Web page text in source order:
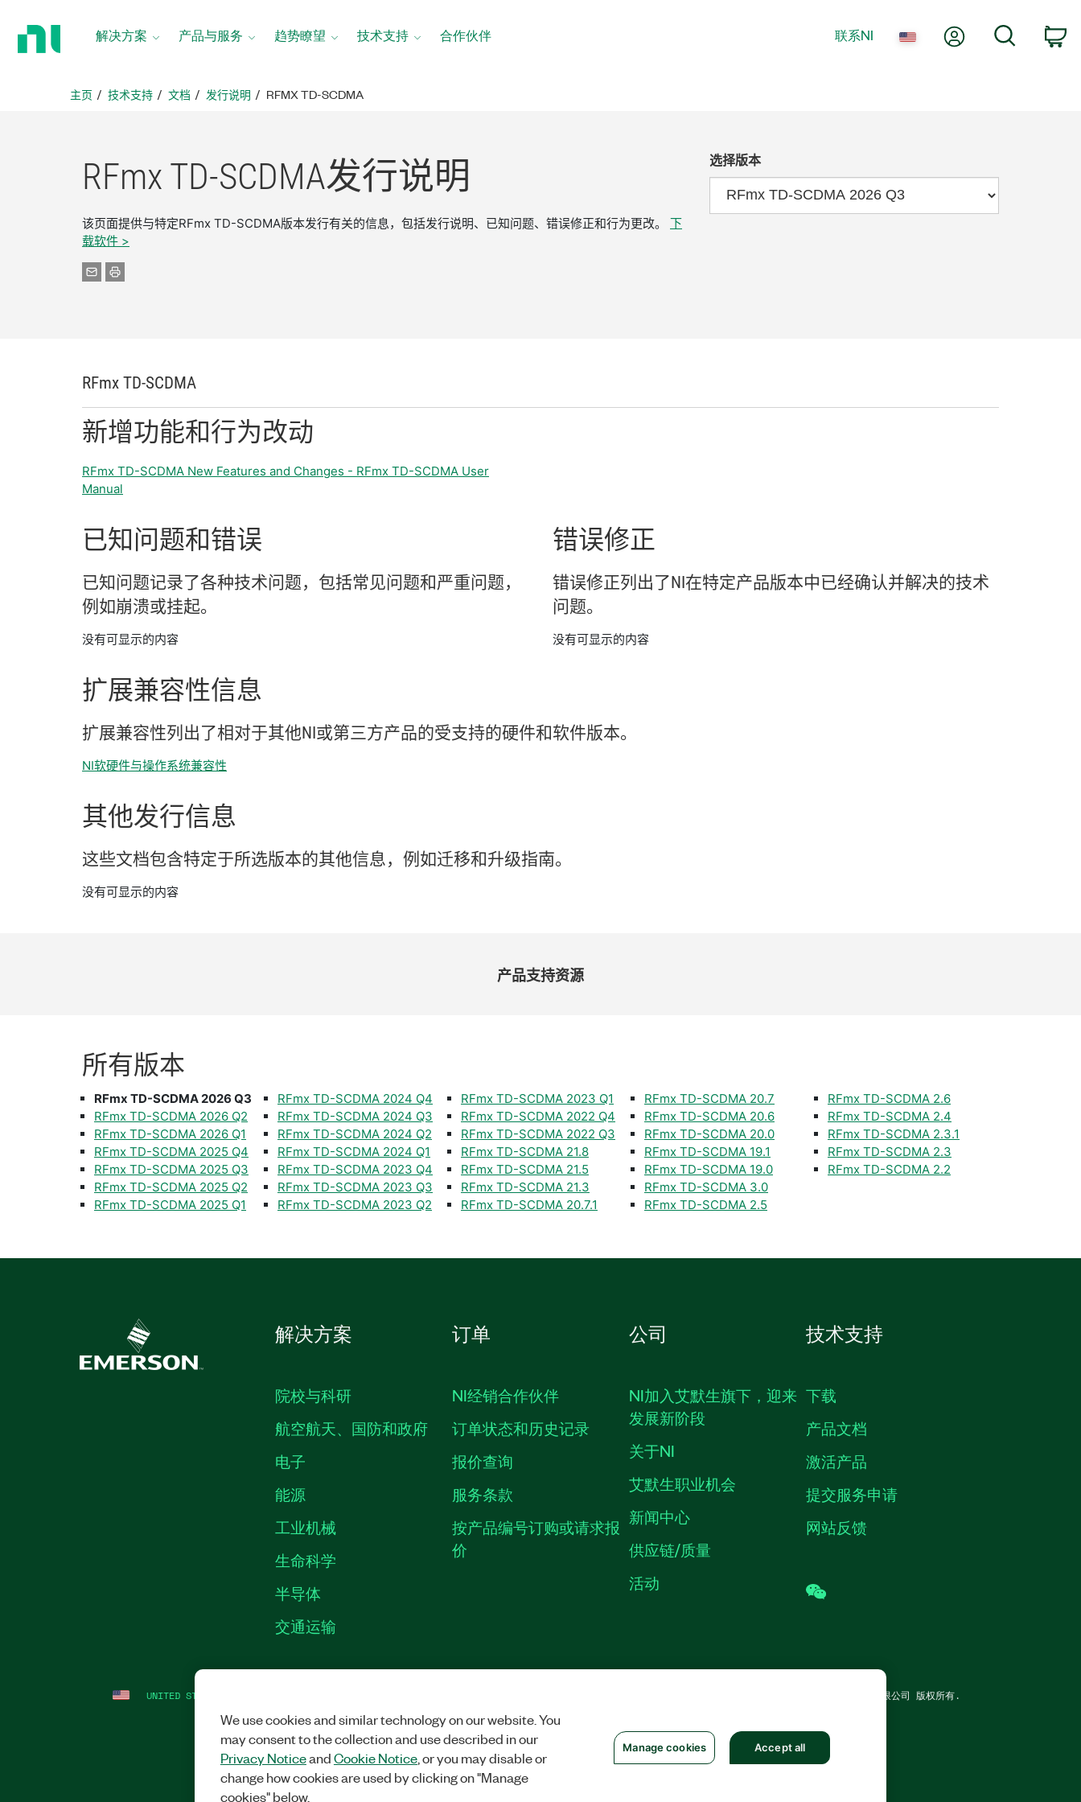
解决方案 产品与服务 趋势瞭望 技术支持 合作伙伴 联系NI 我的账户
主页 技术支持 文档 发行说明 RFMX TD-SCDMA
RFmx TD-SCDMA发行说明
该页面提供与特定RFmx TD-SCDMA版本发行有关的信息，包括发行说明、已知问题、错误修正和行为更改。 下
载软件 >
选择版本
RFmx TD-SCDMA
新增功能和行为改动
RFmx TD-SCDMA New Features and Changes - RFmx TD-SCDMA User
Manual
已知问题和错误
已知问题记录了各种技术问题， 包括常见问题和严重问题，
例如崩溃或挂起。
没有可显示的内容
错误修正
错误修正列出了NI在特定产品版本中已经确认并解决的技术
问题。
没有可显示的内容
扩展兼容性信息
扩展兼容性列出了相对于其他NI或第三方产品的受支持的硬件和软件版本。
NI软硬件与操作系统兼容性
其他发行信息
这些文档包含特定于所选版本的其他信息， 例如迁移和升级指南。
没有可显示的内容
产品支持资源
所有版本
RFmx TD-SCDMA 2026 Q3
RFmx TD-SCDMA 2026 Q2
RFmx TD-SCDMA 2026 Q1
RFmx TD-SCDMA 2025 Q4
RFmx TD-SCDMA 2025 Q3
RFmx TD-SCDMA 2025 Q2
RFmx TD-SCDMA 2025 Q1
RFmx TD-SCDMA 2024 Q4
RFmx TD-SCDMA 2024 Q3
RFmx TD-SCDMA 2024 Q2
RFmx TD-SCDMA 2024 Q1
RFmx TD-SCDMA 2023 Q4
RFmx TD-SCDMA 2023 Q3
RFmx TD-SCDMA 2023 Q2
RFmx TD-SCDMA 2023 Q1
RFmx TD-SCDMA 2022 Q4
RFmx TD-SCDMA 2022 Q3
RFmx TD-SCDMA 21.8
RFmx TD-SCDMA 21.5
RFmx TD-SCDMA 21.3
RFmx TD-SCDMA 20.7.1
RFmx TD-SCDMA 20.7
RFmx TD-SCDMA 20.6
RFmx TD-SCDMA 20.0
RFmx TD-SCDMA 19.1
RFmx TD-SCDMA 19.0
RFmx TD-SCDMA 3.0
RFmx TD-SCDMA 2.5
RFmx TD-SCDMA 2.6
RFmx TD-SCDMA 2.4
RFmx TD-SCDMA 2.3.1
RFmx TD-SCDMA 2.3
RFmx TD-SCDMA 2.2
解决方案
院校与科研
航空航天、国防和政府
电子
能源
工业机械
生命科学
半导体
交通运输
订单
NI经销合作伙伴
订单状态和历史记录
报价查询
服务条款
按产品编号订购或请求报
价
公司
NI加入艾默生旗下，迎来
发展新阶段
关于NI
艾默生职业机会
新闻中心
供应链/质量
活动
技术支持
下载
产品文档
激活产品
提交服务申请
网站反馈
wechat
UNITED STATES
NATIONAL INSTRUMENTS CORP. 恩艾 (中国) 仪器有限公司 版权所有.
We use cookies and similar technology on our website. You
may consent to the collection and use described in our
Privacy NoticeandCookie Notice, or you may disable or
change how cookies are used by clicking on "Manage
cookies" below.
Manage cookies Accept all